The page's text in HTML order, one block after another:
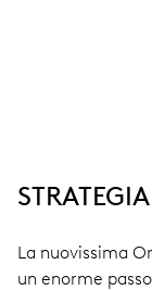
La nuovissima
un enorme